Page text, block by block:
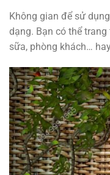
Không gian để sử
dạng. Bạn có thể trang
sữa, phòng khách…